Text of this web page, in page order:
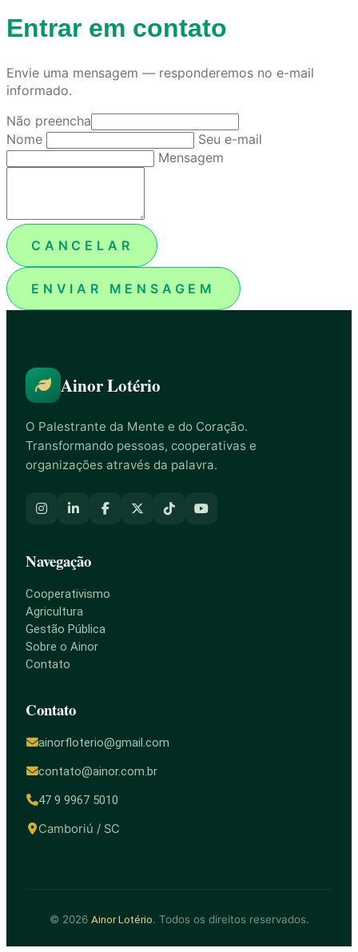
Entrar em contato
Envie uma mensagem — responderemos no e-mail
informado.
Não preencha
Nome
Seu e-mail
Mensagem
CANCELAR
ENVIAR MENSAGEM
Ainor Lotério
O Palestrante da Mente e do Coração.
Transformando pessoas, cooperativas e
organizações através da palavra.
Navegação
Cooperativismo
Agricultura
Gestão Pública
Sobre o Ainor
Contato
Contato
ainorfloterio@gmail.com
contato@ainor.com.br
47 9 9967 5010
Camboriú / SC
© 2026 Ainor Lotério. Todos os direitos reservados.